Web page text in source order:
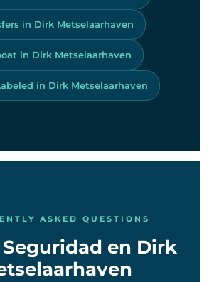
in Dirk Metselaarhaven
in Dirk Metselaarhaven
in Dirk Metselaarhaven
ASKED QUESTIONS
en Dirk